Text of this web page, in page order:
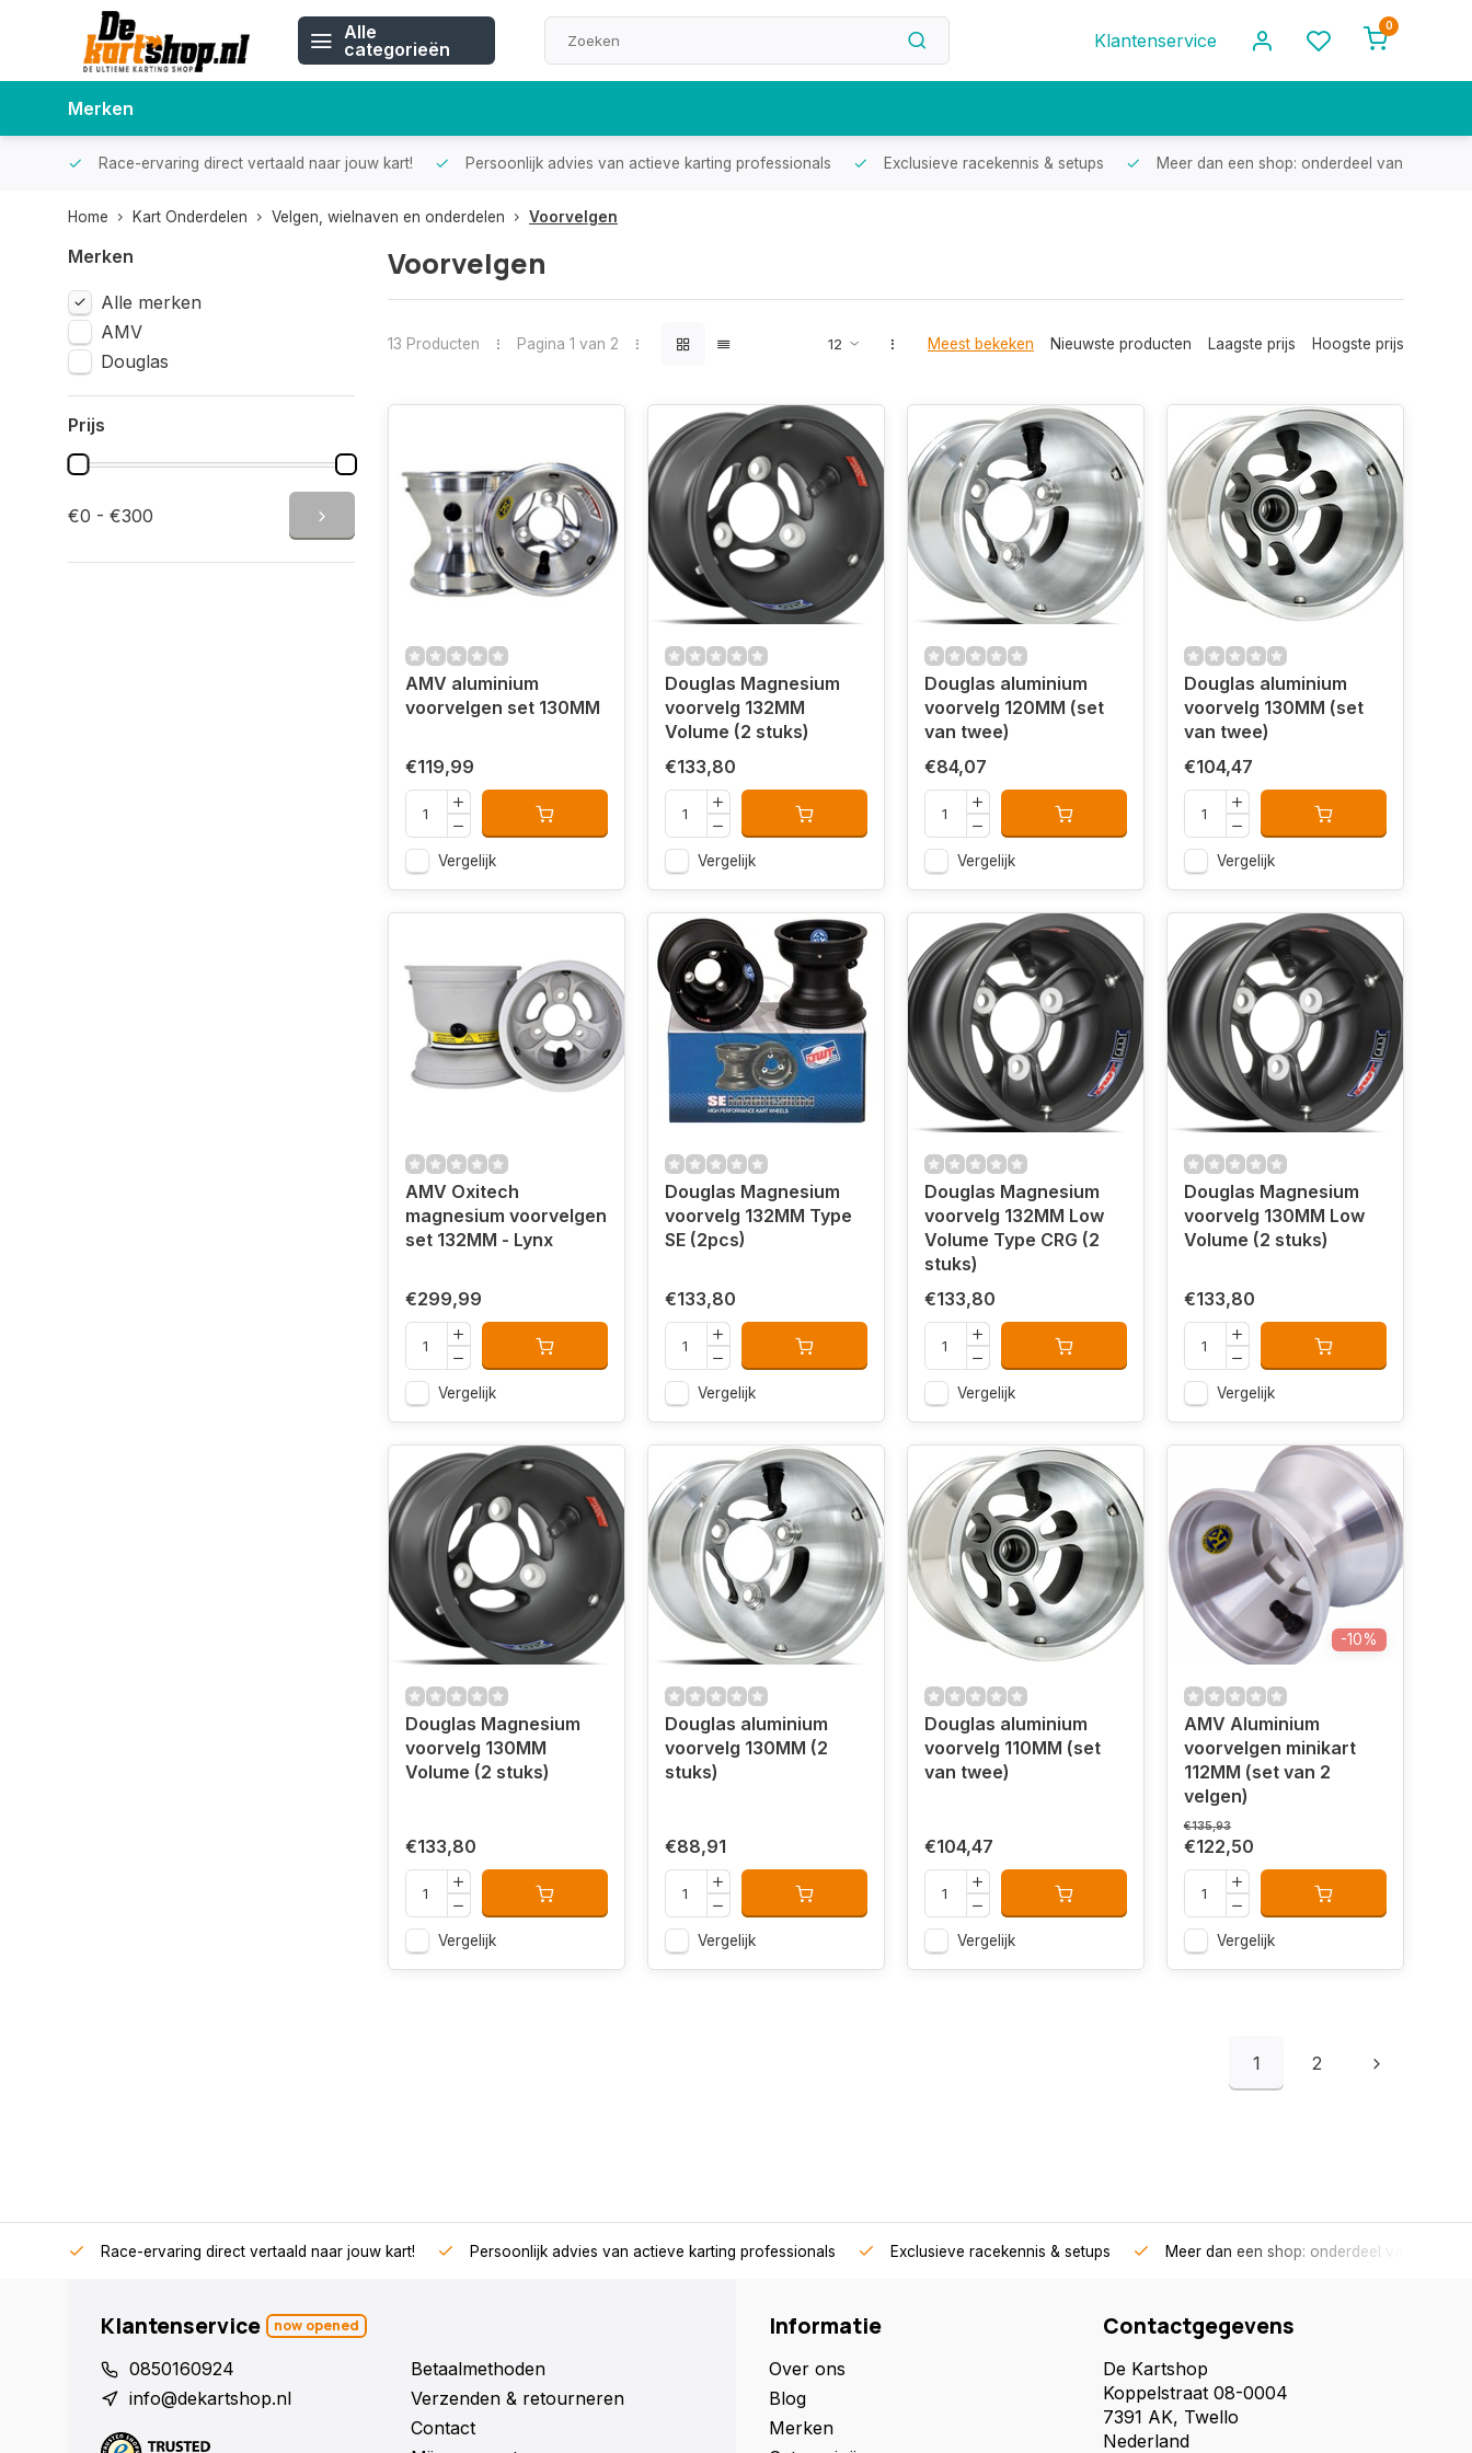
Alle
categorieën
Klantenservice
0
Merken
Race-ervaring direct vertaald naar jouw kart! Persoonlijk advies van actieve karting professionals Exclusieve racekennis & setups Meer dan een shop: onderdeel van een
Home Kart Onderdelen Velgen, wielnaven en onderdelen Voorvelgen
Merken
Alle merken
AMV
Douglas
Prijs
€0 - €300
Voorvelgen
13 Producten Pagina 1 van 2 Meest bekeken Nieuwste producten Laagste prijs Hoogste prijs
AMV aluminium
voorvelgen set 130MM
€119,99
Vergelijk
Douglas Magnesium
voorvelg 132MM
Volume (2 stuks)
€133,80
Vergelijk
Douglas aluminium
voorvelg 120MM (set
van twee)
€84,07
Vergelijk
Douglas aluminium
voorvelg 130MM (set
van twee)
€104,47
Vergelijk
AMV Oxitech
magnesium voorvelgen
set 132MM - Lynx
€299,99
Vergelijk
Douglas Magnesium
voorvelg 132MM Type
SE (2pcs)
€133,80
Vergelijk
Douglas Magnesium
voorvelg 132MM Low
Volume Type CRG (2
stuks)
€133,80
Vergelijk
Douglas Magnesium
voorvelg 130MM Low
Volume (2 stuks)
€133,80
Vergelijk
Douglas Magnesium
voorvelg 130MM
Volume (2 stuks)
€133,80
Vergelijk
Douglas aluminium
voorvelg 130MM (2
stuks)
€88,91
Vergelijk
Douglas aluminium
voorvelg 110MM (set
van twee)
€104,47
Vergelijk
-10%
AMV Aluminium
voorvelgen minikart
112MM (set van 2
velgen)
€135,93
€122,50
Vergelijk
1 2
Race-ervaring direct vertaald naar jouw kart! Persoonlijk advies van actieve karting professionals Exclusieve racekennis & setups Meer dan een shop: onderdeel van een
Klantenservice now opened
0850160924
info@dekartshop.nl
Betaalmethoden
Verzenden & retourneren
Contact
Informatie
Over ons
Blog
Merken
Contactgegevens
De Kartshop
Koppelstraat 08-0004
7391 AK, Twello
Nederland